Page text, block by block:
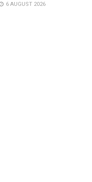
6 AUGUST 2026